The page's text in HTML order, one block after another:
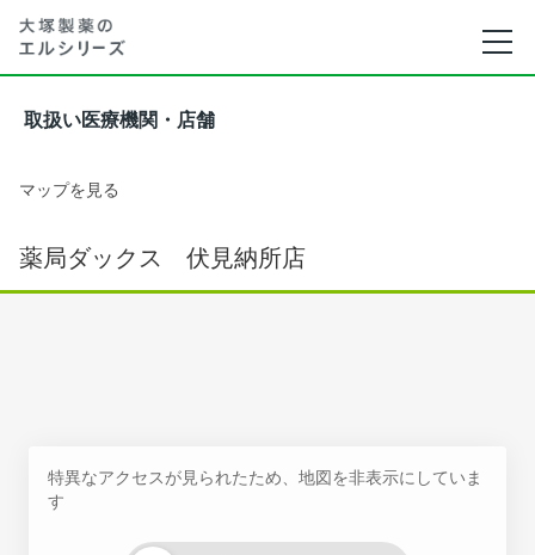
取扱い医療機関・店舗
マップを見る
薬局ダックス 伏見納所店
特異なアクセスが見られたため、地図を非表示にしていま
す